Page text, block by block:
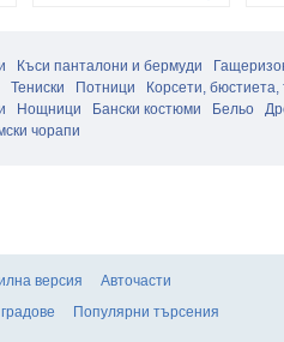
Къси панталони и бермуди
Тениски Потници Корсети, бюстиета,
Нощници Бански костюми Бельо
чорапи
версия
Авточасти
Популярни търсения